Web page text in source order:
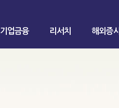
기업금융 리서치 해외증시